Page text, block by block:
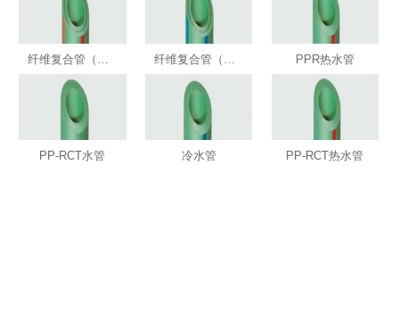
纤维复合管（红线加厚） 纤维复合管（蓝） PPR热水管
PP-RCT水管 冷水管 PP-RCT热水管